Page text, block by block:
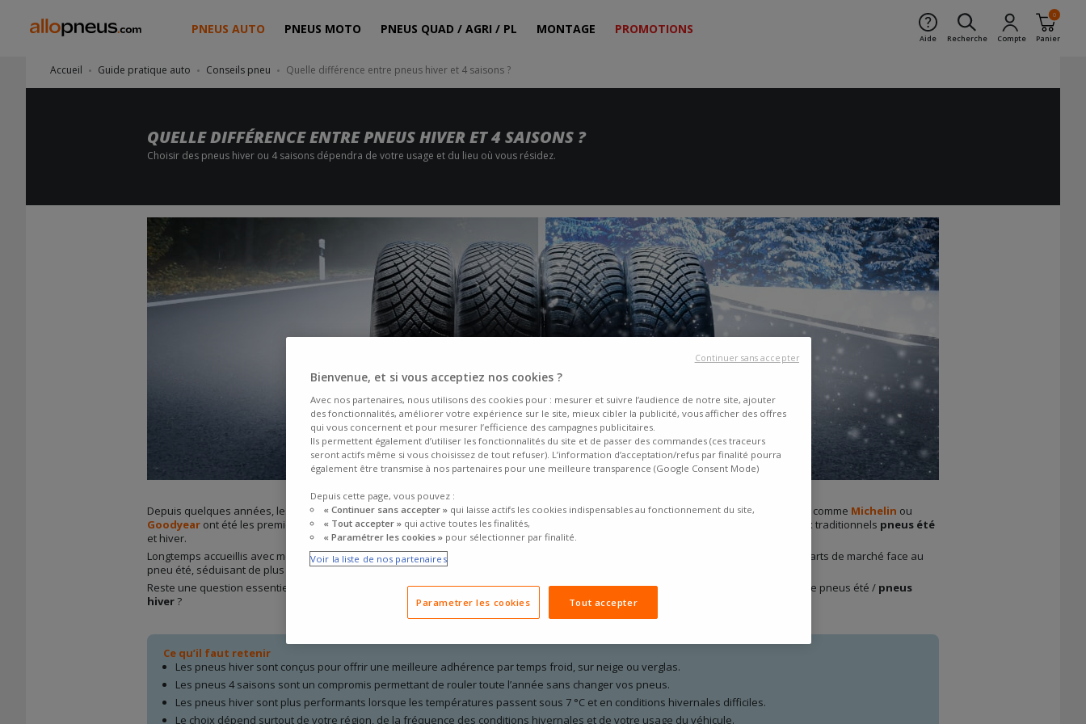
PNEUS AUTO PNEUS MOTO PNEUS QUAD / AGRI / PL MONTAGE PROMOTIONS
Aide Recherche Compte
0
Panier
Accueil Guide pratique auto Conseils pneu Quelle différence entre pneus hiver et 4 saisons ?
QUELLE DIFFÉRENCE ENTRE PNEUS HIVER ET 4 SAISONS ?
Choisir des pneus hiver ou 4 saisons dépendra de votre usage et du lieu où vous résidez.
Depuis quelques années, les pneus 4 saisonssuscitent un intérêt croissant auprès des automobilistes. Des manufacturiers de renom comme Michelin ou
Goodyear ont été les premiers à développer ce type de pneumatique, dès les années 1990, en proposant une alternative pratique aux traditionnels pneus été
et hiver.
Longtemps accueillis avec méfiance, lespneus 4 saisonsconnaissent aujourd’hui un véritable essor. Chaque année, ils gagnent des parts de marché face au
pneu été, séduisant de plus en plus de conducteurs en quête de simplicité et de
Reste une question essentielle : au moment de changer vospneus, faut-il privilégier lespneus 4 saisons ou conserver le duo classique pneus été / pneus
hiver ?
Ce qu’il faut retenir
Les pneus hiver sont conçus pour offrir une meilleure adhérence par temps froid, sur neige ou verglas.
Les pneus 4 saisons sont un compromis permettant de rouler toute l’année sans changer vos pneus.
Les pneus hiver sont plus performants lorsque les températures passent sous 7 °C et en conditions hivernales difficiles.
Le choix dépend surtout de votre région, de la fréquence des conditions hivernales et de votre usage du véhicule.
Bienvenue, et si vous acceptiez nos cookies ?
Avec nos partenaires, nous utilisons des cookies pour : mesurer et suivre l’audience de notre site, ajouter
des fonctionnalités, améliorer votre expérience sur le site, mieux cibler la publicité, vous afficher des offres
qui vous concernent et pour mesurer l’efficience des campagnes publicitaires.
Ils permettent également d’utiliser les fonctionnalités du site et de passer des commandes (ces traceurs
seront actifs même si vous choisissez de tout refuser). L’information d’acceptation/refus par finalité pourra
également être transmise à nos partenaires pour une meilleure transparence (Google Consent Mode)
Depuis cette page, vous pouvez :
« Continuer sans accepter » qui laisse actifs les cookies indispensables au fonctionnement du site,
« Tout accepter » qui active toutes les finalités,
« Paramétrer les cookies » pour sélectionner par finalité.
Voir la liste de nos partenaires
Parametrer les cookies Tout accepter
Continuer sans accepter